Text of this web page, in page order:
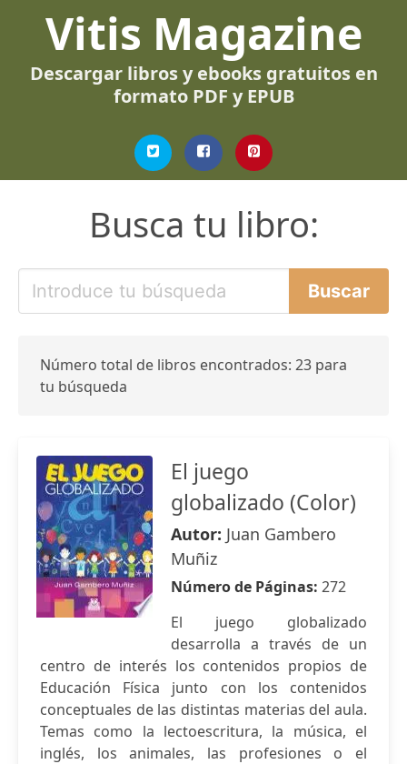
Vitis Magazine
Descargar libros y ebooks gratuitos en
formato PDF y EPUB
Busca tu libro:
Número total de libros encontrados: 23 para
tu búsqueda
El juego
globalizado (Color)
Autor: Juan Gambero
Muñiz
Número de Páginas: 272
El juego globalizado
desarrolla a través de un
centro de interés los contenidos propios de
Educación Física junto con los contenidos
conceptuales de las distintas materias del aula.
Temas como la lectoescritura, la música, el
inglés, los animales, las profesiones o el